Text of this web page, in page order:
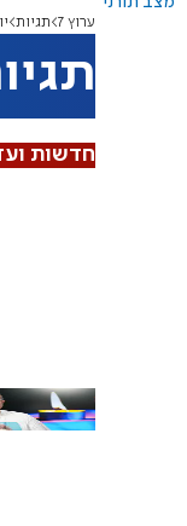
ערוץ 7 תגיות
חדשות